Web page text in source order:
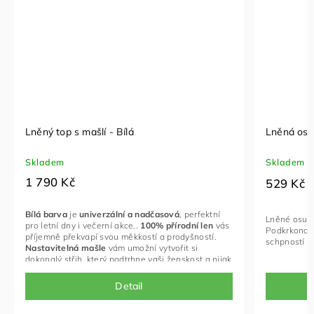
Lněný top s mašlí - Bílá
Skladem
1 790 Kč
Detail
Bílá barva jeuniverzální a nadčasová perfektní
pro letní dny i večerní akce.
100% přírodní len vás
příjemně překvapí svou měkkostí a prodyšností.
Nastavitelná mašle vám umožní vytvořit si
dokonalý střih, který podtrhne vaši ženskost a nijak
Lněná
Skladem
529 Kč
Lněné
schpností